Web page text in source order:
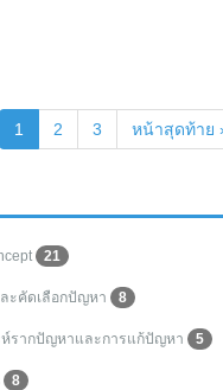
1 (current)
2 3 หน้าสุดท้าย
21
ะคัดเลือกปัญหา 8
ห์รากปัญหาและการแก้ปัญหา 5
8